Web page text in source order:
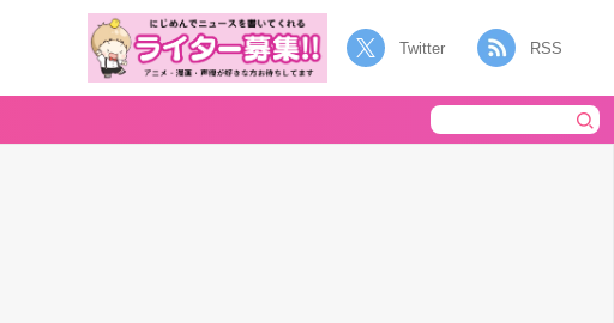
Twitter RSS